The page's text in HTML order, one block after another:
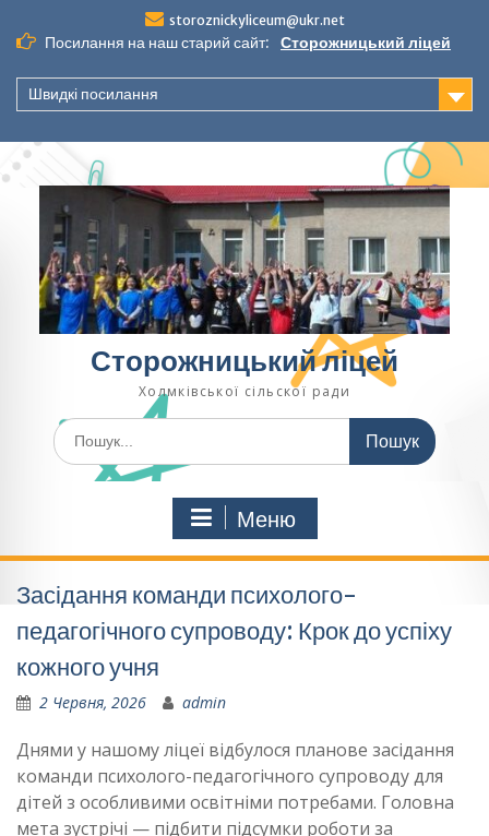
до
вмісту
storoznickyliceum@ukr.net
Посилання на наш старий сайт: Сторожницький ліцей
Швидкі посилання
Сторожницький ліцей
Холмківської сільскої ради
Шукати:
Меню
Засідання команди психолого-
педагогічного супроводу: Крок до успіху
кожного учня
2 Червня, 2026 admin
Днями у нашому ліцеї відбулося планове засідання
команди психолого-педагогічного супроводу для
дітей з особливими освітніми потребами. Головна
мета зустрічі — підбити підсумки роботи за